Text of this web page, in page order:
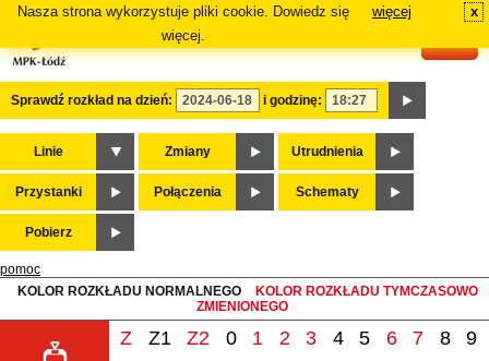
Nasza strona wykorzystuje pliki cookie. Dowiedz się
więcej.
więcej x
Sprawdź rozkład na dzień: i godzinę:
Linie Zmiany Utrudnienia
Przystanki Połączenia Schematy
Pobierz
pomoc
KOLOR ROZKŁADU NORMALNEGO
KOLOR ROZKŁADU TYMCZASOWO
ZMIENIONEGO
Z Z1 Z2 0 1 2 3 4 5 6 7 8
9